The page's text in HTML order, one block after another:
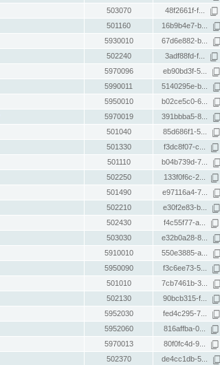
503070 48f2661f-f...
501160 16b9b4e7-b...
5930010 67d6e882-b...
502240 3adf88fd-f...
5970096 eb90bd3f-5...
5990011 5140295e-b...
5950010 b02ce5c0-6...
5970019 391bbba5-8...
501040 85d686f1-5...
501330 f3dc8f07-c...
501110 b04b739d-7...
502250 133f0f6c-2...
501490 e97116a4-7...
502210 e30f2e83-b...
502430 f4c55f77-a...
503030 e32b0a28-8...
5910010 550e3885-a...
5950090 f3c6ee73-5...
501010 7cb7461b-3...
502130 90bcb315-f...
5952030 fed4c295-7...
5952060 816affba-0...
5970013 80f0fc4d-9...
502370 de4cc1db-5...